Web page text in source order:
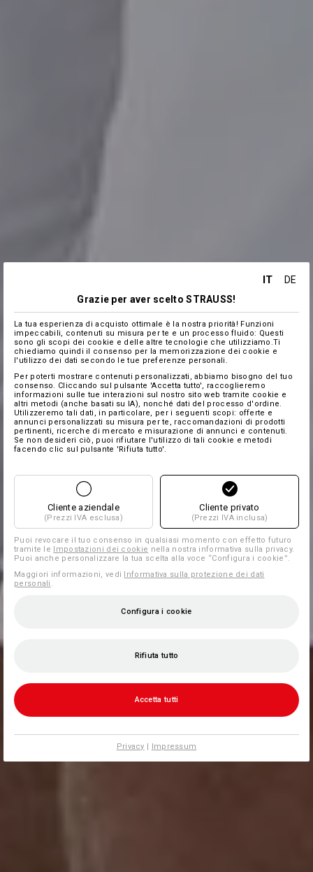
IT
DE
Grazie per aver scelto STRAUSS!
La tua esperienza di acquisto ottimale è la nostra priorità! Funzioni
impeccabili, contenuti su misura per te e un processo fluido: Questi
sono gli scopi dei cookie e delle altre tecnologie che utilizziamo.Ti
chiediamo quindi il consenso per la memorizzazione dei cookie e
l'utilizzo dei dati secondo le tue preferenze personali.
Per poterti mostrare contenuti personalizzati, abbiamo bisogno del tuo
consenso. Cliccando sul pulsante 'Accetta tutto', raccoglieremo
informazioni sulle tue interazioni sul nostro sito web tramite cookie e
altri metodi (anche basati su IA), nonché dati del processo d'ordine.
Utilizzeremo tali dati, in particolare, per i seguenti scopi: offerte e
annunci personalizzati su misura per te, raccomandazioni di prodotti
pertinenti, ricerche di mercato e misurazione di annunci e contenuti.
Se non desideri ciò, puoi rifiutare l'utilizzo di tali cookie e metodi
facendo clic sul pulsante 'Rifiuta tutto'.
Cliente aziendale
(Prezzi IVA esclusa)
Cliente privato
(Prezzi IVA inclusa)
Puoi revocare il tuo consenso in qualsiasi momento con effetto futuro
tramite le Impostazioni dei cookie nella nostra informativa sulla privacy.
Puoi anche personalizzare la tua scelta alla voce “Configura i cookie”.
Maggiori informazioni, vedi Informativa sulla protezione dei dati
personali
Configura i cookie
Rifiuta tutto
Accetta tutti
Privacy | Impressum